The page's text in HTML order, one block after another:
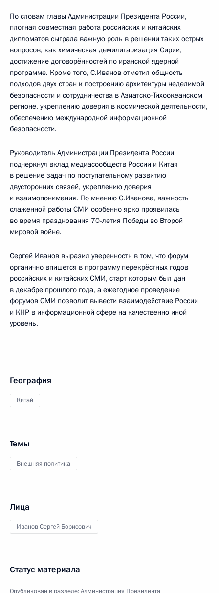
По словам главы Администрации Президента России,
плотная совместная работа российских и китайских
дипломатов сыграла важную роль в решении таких острых
вопросов, как химическая демилитаризация Сирии,
достижение договорённостей по иранской ядерной
программе. Кроме того, С.Иванов отметил общность
подходов двух стран к построению архитектуры неделимой
безопасности и сотрудничества в Азиатско-Тихоокеанском
регионе, укреплению доверия в космической деятельности,
обеспечению международной информационной
безопасности.
Руководитель Администрации Президента России
подчеркнул вклад медиасообществ России и Китая
в решение задач по поступательному развитию
двусторонних связей, укреплению доверия
и взаимопонимания. По мнению С.Иванова, важность
слаженной работы СМИ особенно ярко проявилась
во время празднования 70-летия Победы во Второй
мировой войне.
Сергей Иванов выразил уверенность в том, что форум
органично впишется в программу перекрёстных годов
российских и китайских СМИ, старт которым был дан
в декабре прошлого года, а ежегодное проведение
форумов СМИ позволит вывести взаимодействие России
и КНР в информационной сфере на качественно иной
уровень.
География
Китай
Темы
Внешняя политика
Лица
Иванов Сергей Борисович
Статус материала
Опубликован в разделе:Администрация Президента